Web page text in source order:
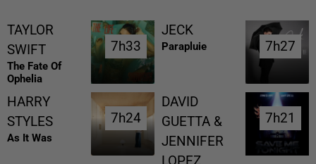
TAYLOR
SWIFT
The Fate Of
Ophelia
7h33
7h33
JECK
Parapluie 7h27
7h27
HARRY
STYLES
As It Was
7h24
7h24
DAVID
GUETTA &
JENNIFER
7h21
7h21